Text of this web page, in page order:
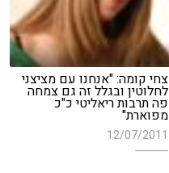
צחי קומה: "אנחנו עם מציצני
לחלוטין ובגלל זה גם צמחה
פה תרבות ריאליטי כ"כ
מפוארת"
12/07/2011